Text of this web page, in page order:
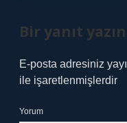
Bir yanıt yazın
E-posta adresiniz
ile işaretlenmişlerdir
Yorum